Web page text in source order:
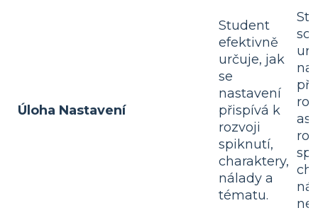
Úloha Nastavení
Student
efektivně
určuje, jak
se
nastavení
přispívá k
rozvoji
spiknutí,
charaktery,
nálady a
tématu.